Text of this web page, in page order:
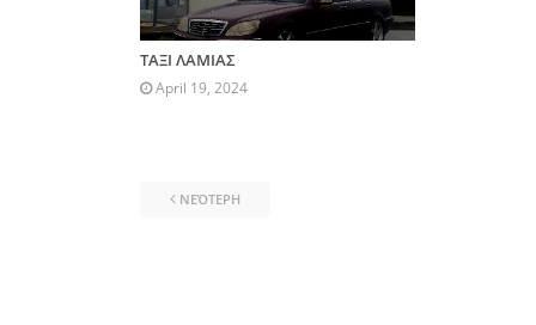
ΤΑΞΙ ΛΑΜΙΑΣ
April 19, 2024
ΝΕΌΤΕΡΗ